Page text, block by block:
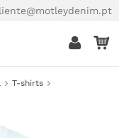
T-shirts